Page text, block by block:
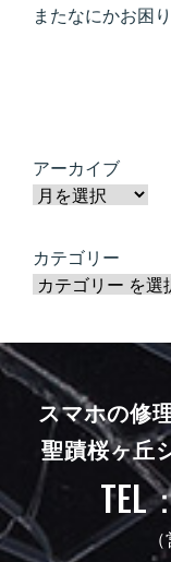
またなにかお困
アーカイブ
カテゴリー
スマホの修
聖蹟桜ヶ丘
TEL